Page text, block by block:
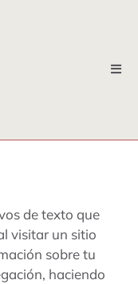
de texto que
visitar un sitio
sobre tu
haciendo